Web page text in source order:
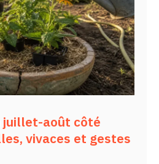
juillet-août côté
vivaces et gestes